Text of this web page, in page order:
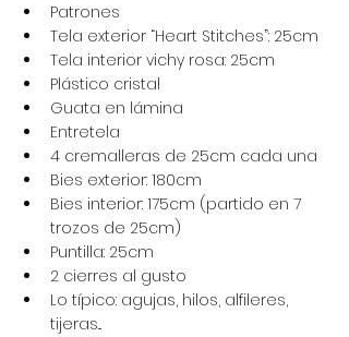
Patrones
Tela exterior “Heart Stitches”: 25cm
Tela interior vichy rosa: 25cm
Plástico cristal
Guata en lámina
Entretela
4 cremalleras de 25cm cada una
Bies exterior: 180cm
Bies interior: 175cm (partido en 7
trozos de 25cm)
Puntilla: 25cm
2 cierres al gusto
Lo típico: agujas, hilos, alfileres,
tijeras...